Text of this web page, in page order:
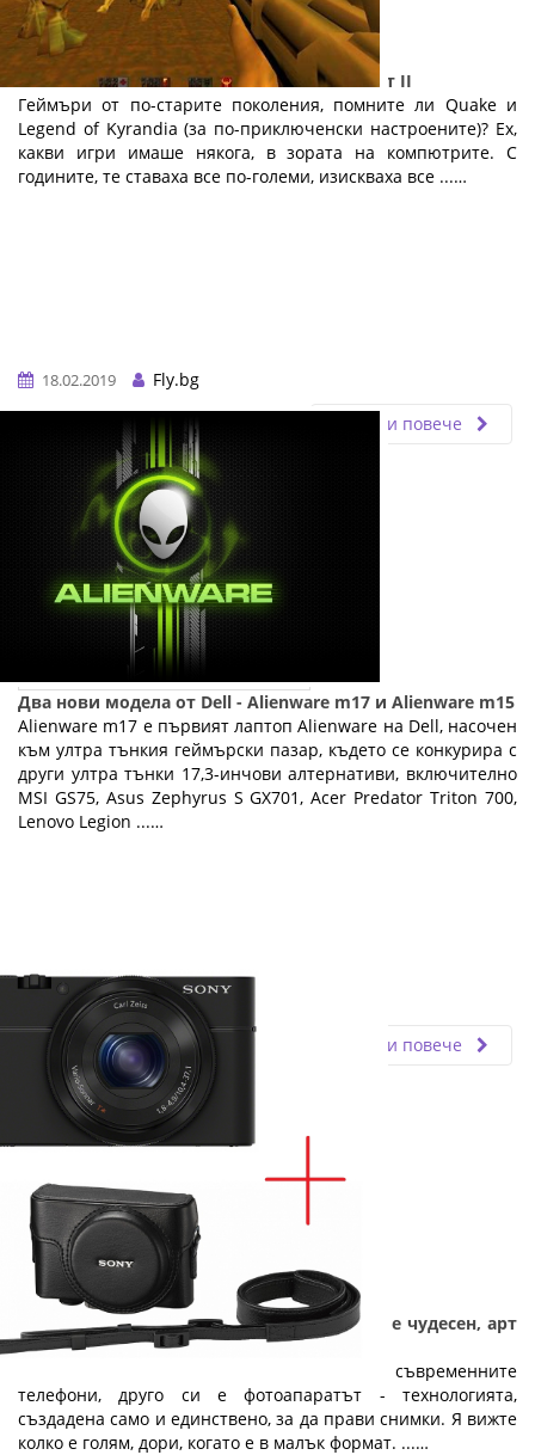
Електронните спортове и геймингът: Част II
Геймъри от по-старите поколения, помните ли Quake и
Legend of Kyrandia (за по-приключенски настроените)? Ех,
какви игри имаше някога, в зората на компютрите. С
годините, те ставаха все по-големи, изискваха все ...…
18.02.2019
Fly.bg
Прочети повече
Два нови модела от Dell - Alienware m17 и Alienware m15
Alienware m17 е първият лаптоп Alienware на Dell, насочен
към ултра тънкия геймърски пазар, където се конкурира с
други ултра тънки 17,3-инчови алтернативи, включително
MSI GS75, Asus Zephyrus S GX701, Acer Predator Triton 700,
Lenovo Legion ...…
04.10.2019
Fly.bg
Прочети повече
Подарък за абитуриенти - Фотоапаратът е чудесен, арт
подарък за абитуриентски бал
Колкото и да са добри камерите на съвременните
телефони, друго си е фотоапаратът - технологията,
създадена само и единствено, за да прави снимки. Я вижте
колко е голям, дори, когато е в малък формат. ...…